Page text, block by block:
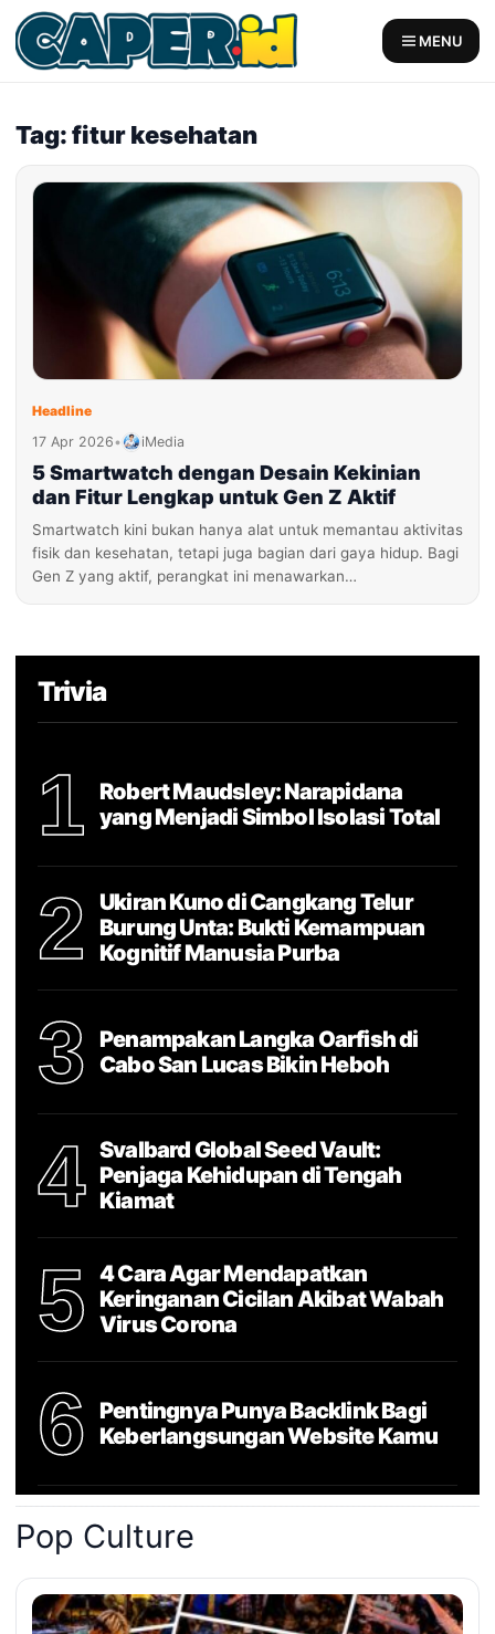
Skip
to
content
MENU
Tag: fitur kesehatan
Headline
17 Apr 2026• iMedia
5 Smartwatch dengan Desain Kekinian
dan Fitur Lengkap untuk Gen Z Aktif
Smartwatch kini bukan hanya alat untuk memantau aktivitas
fisik dan kesehatan, tetapi juga bagian dari gaya hidup. Bagi
Gen Z yang aktif, perangkat ini menawarkan…
Trivia
1
Robert Maudsley: Narapidana
yang Menjadi Simbol Isolasi Total
2
Ukiran Kuno di Cangkang Telur
Burung Unta: Bukti Kemampuan
Kognitif Manusia Purba
3
Penampakan Langka Oarfish di
Cabo San Lucas Bikin Heboh
4
Svalbard Global Seed Vault:
Penjaga Kehidupan di Tengah
Kiamat
5
4 Cara Agar Mendapatkan
Keringanan Cicilan Akibat Wabah
Virus Corona
6
Pentingnya Punya Backlink Bagi
Keberlangsungan Website Kamu
Pop Culture